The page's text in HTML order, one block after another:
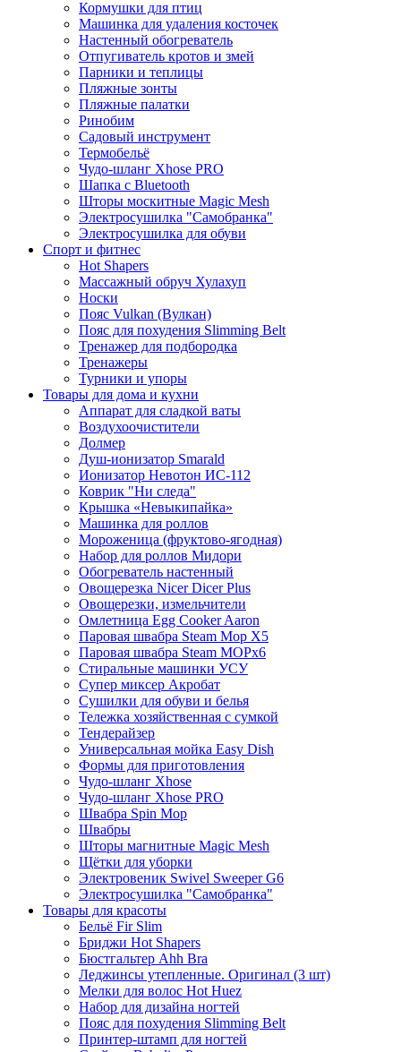
Кормушки для птиц
Машинка для удаления косточек
Настенный обогреватель
Отпугиватель кротов и змей
Парники и теплицы
Пляжные зонты
Пляжные палатки
Ринобим
Садовый инструмент
Термобельё
Чудо-шланг Xhose PRO
Шапка с Bluetooth
Шторы москитные Magic Mesh
Электросушилка "Самобранка"
Электросушилка для обуви
Спорт и фитнес
Hot Shapers
Массажный обруч Хулахуп
Носки
Пояс Vulkan (Вулкан)
Пояс для похудения Slimming Belt
Тренажер для подбородка
Тренажеры
Турники и упоры
Товары для дома и кухни
Аппарат для сладкой ваты
Воздухоочистители
Долмер
Душ-ионизатор Smarald
Ионизатор Невотон ИС-112
Коврик "Ни следа"
Крышка «Невыкипайка»
Машинка для роллов
Мороженица (фруктово-ягодная)
Набор для роллов Мидори
Обогреватель настенный
Овощерезка Nicer Dicer Plus
Овощерезки, измельчители
Омлетница Egg Сooker Aaron
Паровая швабра Steam Mop X5
Паровая швабра Steam MOPх6
Стиральные машинки УСУ
Супер миксер Акробат
Сушилки для обуви и белья
Тележка хозяйственная с сумкой
Тендерайзер
Универсальная мойка Easy Dish
Формы для приготовления
Чудо-шланг Xhose
Чудо-шланг Xhose PRO
Швабра Spin Mop
Швабры
Шторы магнитные Magic Mesh
Щётки для уборки
Электровеник Swivel Sweeper G6
Электросушилка "Самобранка"
Товары для красоты
Бельё Fir Slim
Бриджи Hot Shapers
Бюстгальтер Ahh Bra
Леджинсы утепленные. Оригинал (3 шт)
Мелки для волос Hot Huez
Набор для дизайна ногтей
Пояс для похудения Slimming Belt
Принтер-штамп для ногтей